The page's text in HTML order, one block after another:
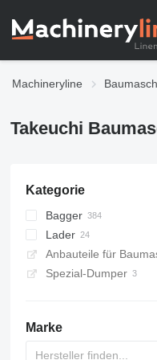
Machineryline
Takeuchi
Kategorie
Bagger
Minibagger
Mobilbagger
Kettenbagger
Lader
Kompakt-
Kompaktlader
Anbauteile für
Spezial-Dumper
Marke